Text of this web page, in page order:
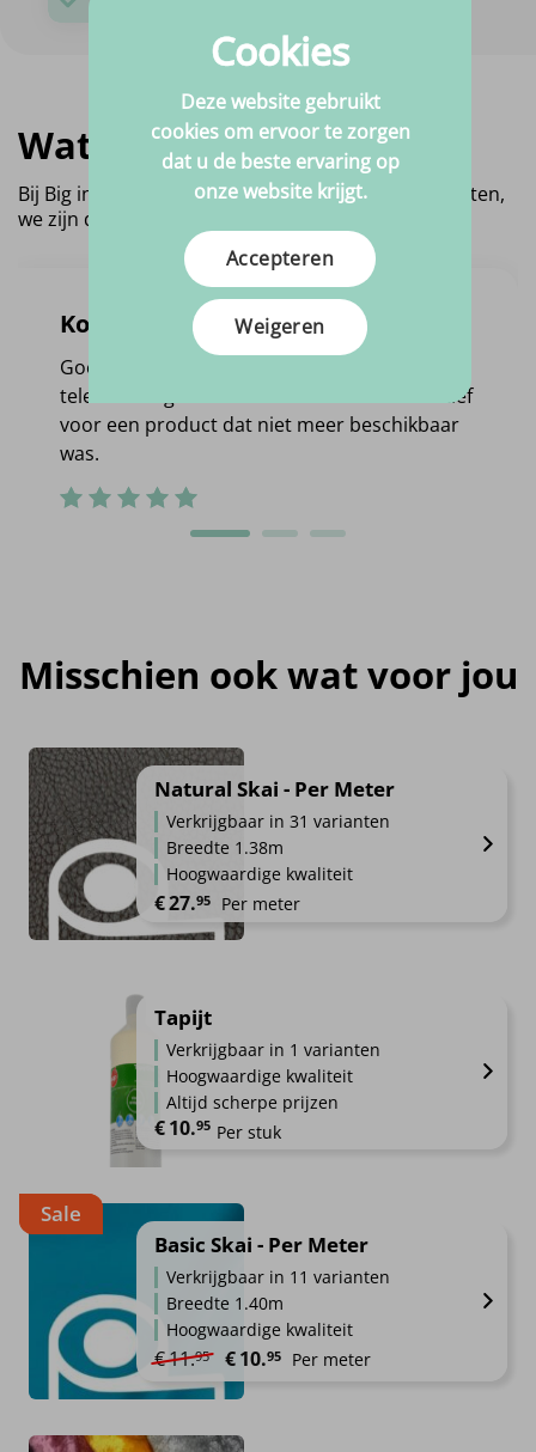
Wat vinden anderen?
Bij Big in Fabric krijgen we graag feedback van klanten,
we zijn dan ook trots op de score die we behalen!
Koen Wouters
Goede afhandeling van de bestelling. Werd
telefonisch gecontacteerd met een alternatief
voor een product dat niet meer beschikbaar
was.
Misschien ook wat voor jou
Natural Skai - Per Meter
Verkrijgbaar in 31 varianten
Breedte 1.38m
Hoogwaardige kwaliteit
€27.95 Per meter
Tapijt
Verkrijgbaar in 1 varianten
Hoogwaardige kwaliteit
Altijd scherpe prijzen
€10.95 Per stuk
Sale
Basic Skai - Per Meter
Verkrijgbaar in 11 varianten
Breedte 1.40m
Hoogwaardige kwaliteit
€11.95 Oorspronkelijke prijs was: €11.95.
€10.95 Huidige prijs is: €10.95.
Per meter
Cookies
Deze website gebruikt
cookies om ervoor te zorgen
dat u de beste ervaring op
onze website krijgt.
Accepteren
Weigeren